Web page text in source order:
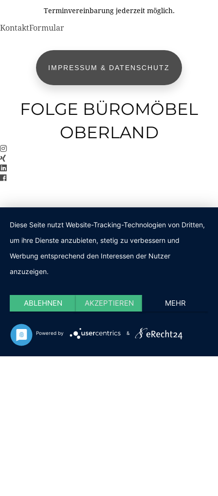
Terminvereinbarung jederzeit möglich.
KontaktFormular
IMPRESSUM & DATENSCHUTZ
FOLGE BÜROMÖBEL
OBERLAND
Diese Seite nutzt Website-Tracking-Technologien von Dritten,
um ihre Dienste anzubieten, stetig zu verbessern und
Werbung entsprechend den Interessen der Nutzer
anzuzeigen.
ABLEHNEN AKZEPTIEREN MEHR
Powered by &